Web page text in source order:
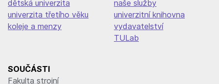
dětská univerzita
univerzita třetího věku
koleje a menzy
naše služby
univerzitní knihovna
vydavatelství
TULab
SOUČÁSTI
Fakulta strojní